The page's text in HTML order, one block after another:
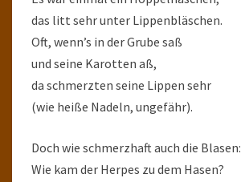
das litt sehr unter Lippenbläschen.
Oft, wenn’s in der Grube saß
und seine Karotten aß,
da schmerzten seine Lippen sehr
(wie heiße Nadeln, ungefähr).
Doch wie schmerzhaft auch die Blasen:
Wie kam der Herpes zu dem Hasen?